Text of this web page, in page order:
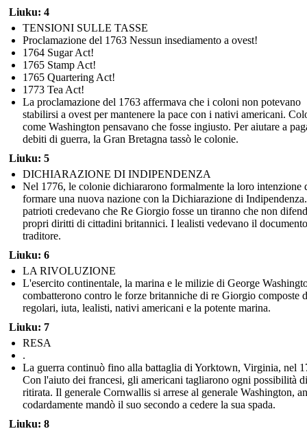
Liuku: 4
TENSIONI SULLE TASSE
Proclamazione del 1763 Nessun insediamento a ovest!
1764 Sugar Act!
1765 Stamp Act!
1765 Quartering Act!
1773 Tea Act!
La proclamazione del 1763 affermava che i coloni non potevano
stabilirsi a ovest per mantenere la pace con i nativi americani.
come Washington pensavano che fosse ingiusto. Per aiutare a
debiti di guerra, la Gran Bretagna tassò le colonie.
Liuku: 5
DICHIARAZIONE DI INDIPENDENZA
Nel 1776, le colonie dichiararono formalmente la loro intenzione
formare una nuova nazione con la Dichiarazione di
patrioti credevano che Re Giorgio fosse un tiranno che non
propri diritti di cittadini britannici. I lealisti vedevano il
traditore.
Liuku: 6
LA RIVOLUZIONE
L'esercito continentale, la marina e le milizie di George
combatterono contro le forze britanniche di re Giorgio composte
regolari, iuta, lealisti, nativi americani e la potente marina.
Liuku: 7
RESA
.
La guerra continuò fino alla battaglia di Yorktown, Virginia, nel
Con l'aiuto dei francesi, gli americani tagliarono ogni possibilità di
ritirata. Il generale Cornwallis si arrese al generale Washington,
codardamente mandò il suo secondo a cedere la sua spada.
Liuku: 8